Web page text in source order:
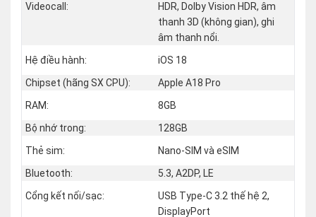
Videocall:
HDR, Dolby Vision HDR, âm
thanh 3D (không gian), ghi
âm thanh nổi.
Hệ điều hành:
iOS 18
Chipset (hãng SX CPU):
Apple A18 Pro
RAM:
8GB
Bộ nhớ trong:
128GB
Thẻ sim:
Nano-SIM và eSIM
Bluetooth:
5.3, A2DP, LE
Cổng kết nối/sạc:
USB Type-C 3.2 thế hệ 2,
DisplayPort